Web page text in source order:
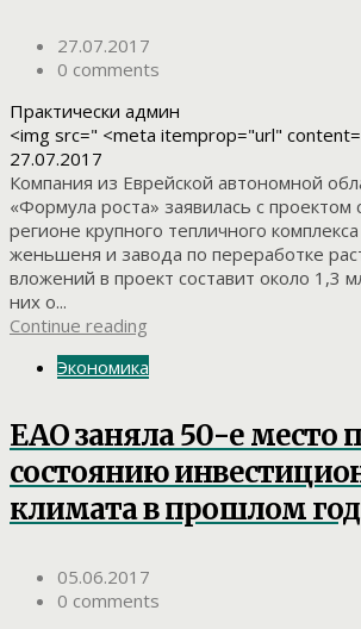
27.07.2017
0 comments
Практически админ
<img src=" <meta itemprop="url"
27.07.2017
Компания из Еврейской автономной
«Формула роста» заявилась с проектом
регионе крупного тепличного
женьшеня и завода по переработке
вложений в проект составит около 1,3
них о...
Continue reading
Экономика
ЕАО заняла 50-е место
состоянию
климата в прошлом
05.06.2017
0 comments